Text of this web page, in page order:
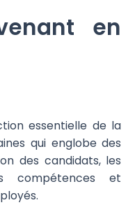
en
essentielle de la
qui englobe des
des candidats, les
compétences et